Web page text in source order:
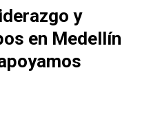
y
en Medellín